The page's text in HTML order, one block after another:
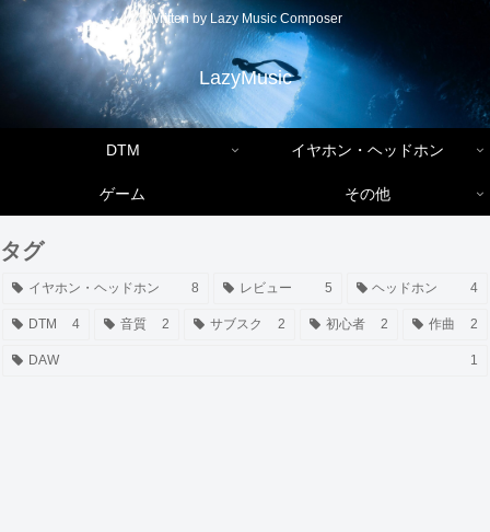
Written by Lazy Music Composer
LazyMusic
DTM イヤホン・ヘッドホン
ゲーム その他
タグ
イヤホン・ヘッドホン 8 レビュー 5 ヘッドホン 4
DTM 4 音質 2 サブスク 2 初心者 2 作曲 2
DAW 1